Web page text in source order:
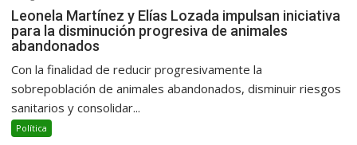
Leonela Martínez y Elías Lozada impulsan iniciativa
para la disminución progresiva de animales
abandonados
Con la finalidad de reducir progresivamente la
sobrepoblación de animales abandonados, disminuir riesgos
sanitarios y consolidar...
Política